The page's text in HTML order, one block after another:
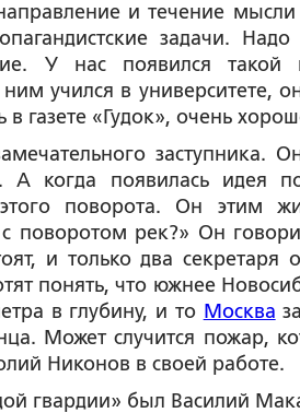
и течение
задачи.
У нас появился
учился в университете,
газете «Гудок», очень
заступника.
А когда появилась идея
поворота. Он этим
поворотом рек?» Он
и только два
понять, что южнее
в глубину, и то Москва
Может случится пожар,
Никонов в своей работе.
гвардии» был Василий